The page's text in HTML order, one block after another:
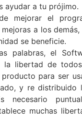
ayudar a tu prójimo.
mejorar el
mejoras a los
se beneficie.
palabras, el
la libertad de
para ser
y re distribuido
necesario
muchas